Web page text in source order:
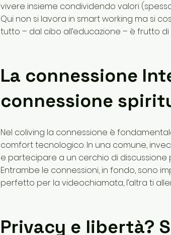
vivere insieme condividendo valori
Qui non si lavora in smart working ma si
tutto – dal cibo all’educazione – è frutto
La connessione
connessione
Nel coliving la connessione è
comfort tecnologico. In una comune,
e partecipare a un cerchio di discussione
Entrambe le connessioni, in fondo, sono
perfetto per la videochiamata, l’altra ti
Privacy e libertà?